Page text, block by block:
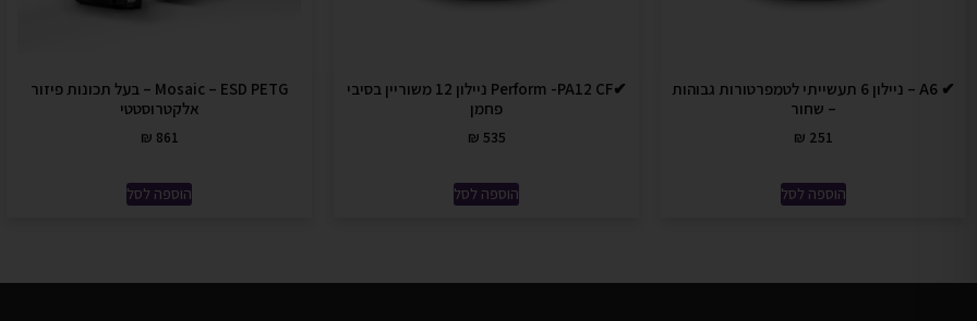
✔ A6 – ניילון 6 תעשייתי לטמפרטורות גבוהות
– שחור
₪ 251
הוספה לסל
✔Perform -PA12 CF ניילון 12 משוריין בסיבי
פחמן
₪ 535
הוספה לסל
Mosaic – ESD PETG – בעל תכונות פיזור
אלקטרוסטטי
₪ 861
הוספה לסל